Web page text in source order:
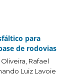
para
de rodovias
Rafael
Luiz Lavoie